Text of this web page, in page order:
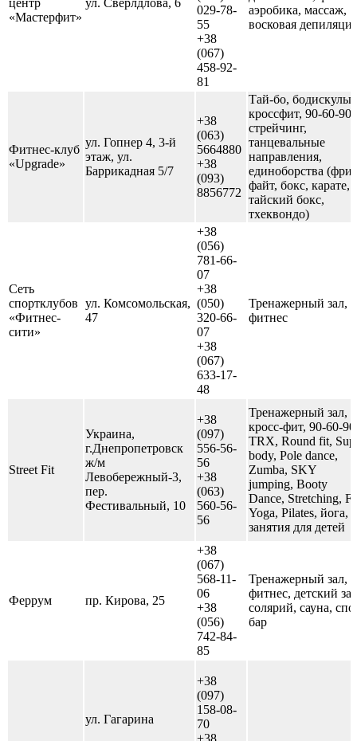
«Мастерфит»
029-78-
55
+38
(067)
458-92-
81
аэробика, массаж,
восковая депиляция
Фитнес-клуб
«Upgrade»
ул. Гопнер 4, 3-й
этаж, ул.
Баррикадная 5/7
+38
(063)
5664880
+38
(093)
8856772
Тай-бо,
кроссфит, 90-60-90,
стрейчинг,
танцевальные
направления,
единоборства (фри-
файт, бокс, карате,
тайский бокс,
тхеквондо)
Сеть
спортклубов
«Фитнес-
сити»
ул. Комсомольская,
47
+38
(056)
781-66-
07
+38
(050)
320-66-
07
+38
(067)
633-17-
48
Тренажерный зал,
фитнес
Street Fit
Украина,
г.Днепропетровск
ж/м
Левобережный-3,
пер.
Фестивальный, 10
+38
(097)
556-56-
56
+38
(063)
560-56-
56
Тренажерный зал,
кросс-фит, 90-60-
TRX, Round fit,
body, Pole dance,
Zumba, SKY
jumping, Booty
Dance, Stretching,
Yoga, Pilates, йога,
занятия для детей
Феррум пр. Кирова, 25
+38
(067)
568-11-
06
+38
(056)
742-84-
85
Тренажерный зал,
фитнес, детский
солярий, сауна,
бар
ул. Гагарина
+38
(097)
158-08-
70
+38